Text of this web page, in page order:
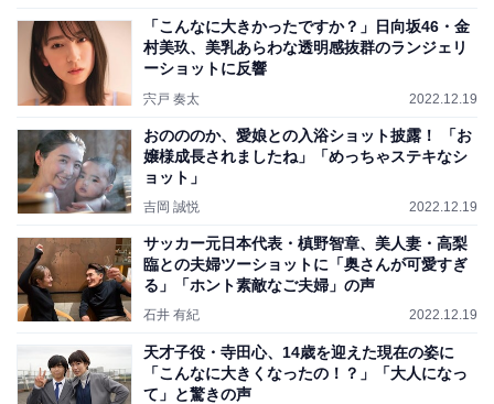
「こんなに大きかったですか？」日向坂46・金
村美玖、美乳あらわな透明感抜群のランジェリ
ーショットに反響
宍戸 奏太 2022.12.19
おのののか、愛娘との入浴ショット披露！ 「お
嬢様成長されましたね」「めっちゃステキなシ
ョット」
吉岡 誠悦 2022.12.19
サッカー元日本代表・槙野智章、美人妻・高梨
臨との夫婦ツーショットに「奥さんが可愛すぎ
る」「ホント素敵なご夫婦」の声
石井 有紀 2022.12.19
天才子役・寺田心、14歳を迎えた現在の姿に
「こんなに大きくなったの！？」「大人になっ
て」と驚きの声